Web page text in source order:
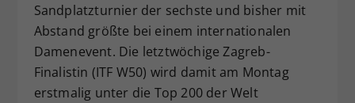
Sandplatzturnier der sechste und bisher mit
Abstand größte bei einem internationalen
Damenevent. Die letztwöchige Zagreb-
Finalistin (ITF W50) wird damit am Montag
erstmalig unter die Top 200 der Welt